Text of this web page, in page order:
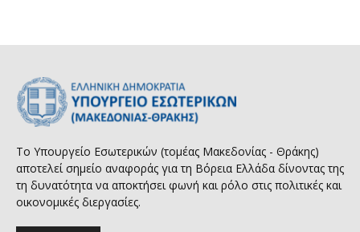
Το Υπουργείο Εσωτερικών (τομέας Μακεδονίας - Θράκης)
αποτελεί σημείο αναφοράς για τη Βόρεια Ελλάδα δίνοντας της
τη δυνατότητα να αποκτήσει φωνή και ρόλο στις πολιτικές και
οικονομικές διεργασίες.